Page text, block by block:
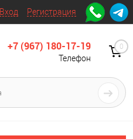
Вход Регистрация
+7 (967) 180-17-19
Телефон
0